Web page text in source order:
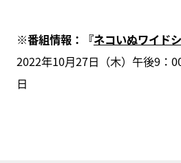
※番組情報：『ネコいぬワイド
2022年10月27日（木）午後9：
日